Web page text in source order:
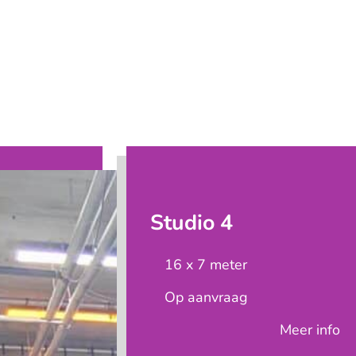
Studio 4
16 x 7 meter
Op aanvraag
Meer info